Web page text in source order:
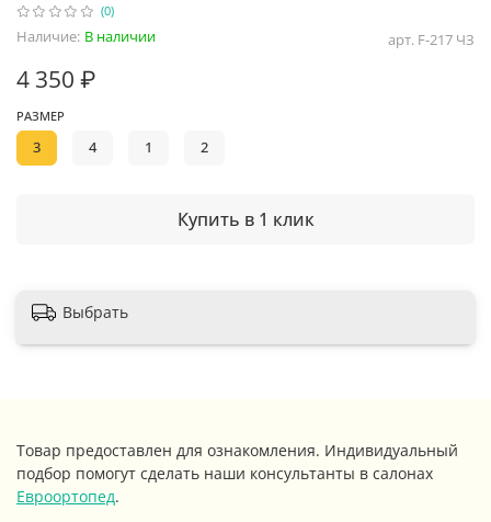
(0)
арт. F-217 ЧЗ
Наличие: В наличии
4 350 ₽
Купить в 1 клик
РАЗМЕР
3 4 1 2
Выбрать
Товар предоставлен для ознакомления. Индивидуальный
подбор помогут сделать наши консультанты в салонах
Евроортопед.